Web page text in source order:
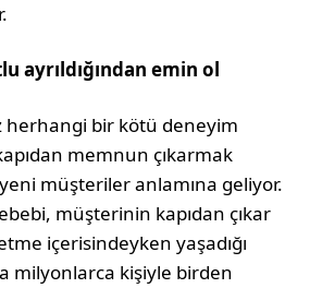
ayrıldığından emin ol
herhangi bir kötü deneyim
memnun çıkarmak
müşteriler anlamına geliyor.
müşterinin kapıdan çıkar
içerisindeyken yaşadığı
milyonlarca kişiyle birden